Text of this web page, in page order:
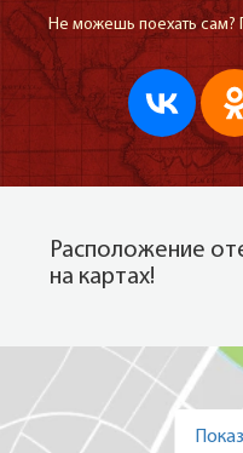
Не можешь поехать сам?
Расположение
на картах!